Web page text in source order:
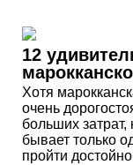
12
Хотя
очень
больших затрат,
бывает только
пройти